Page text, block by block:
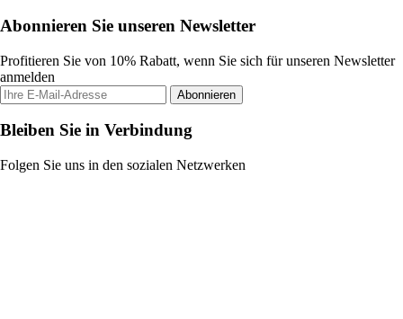
Abonnieren Sie unseren Newsletter
Profitieren Sie von 10% Rabatt, wenn Sie sich für unseren Newsletter
anmelden
Abonnieren
Bleiben Sie in Verbindung
Folgen Sie uns in den sozialen Netzwerken